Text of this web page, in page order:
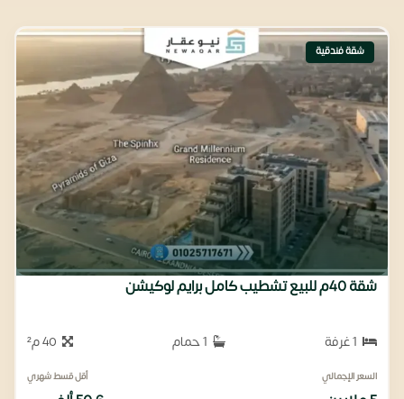
شقة فندقية
شقة 40م للبيع تشطيب كامل برايم لوكيشن
السعر الإجمالي أقل قسط شهري